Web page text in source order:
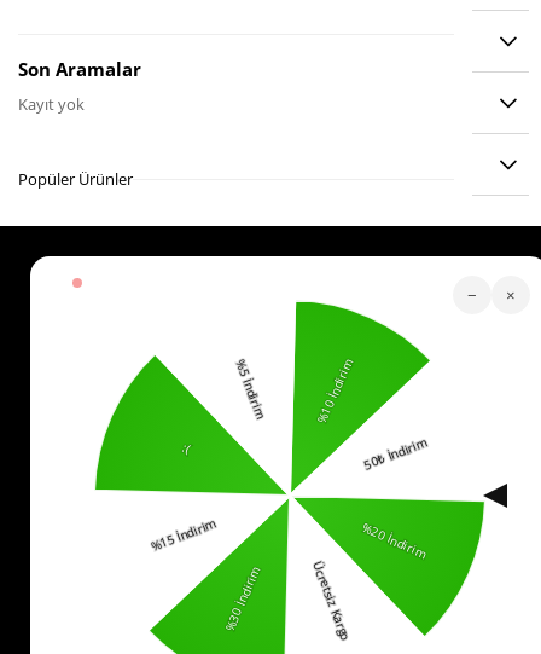
ÖDEME SEÇENEKLERI
Köstebek Destek
0553 321 33 40
Yardım
Sıkça Sorulan Sorular
Kurumsal
KVKK Bilgilendirme
Mesafeli Satış Sözleşmesi
İade ve Değişim Koşulları
Bizi Takip Edin!
− ×
Son Aramalar
Kayıt yok
Popüler Ürünler